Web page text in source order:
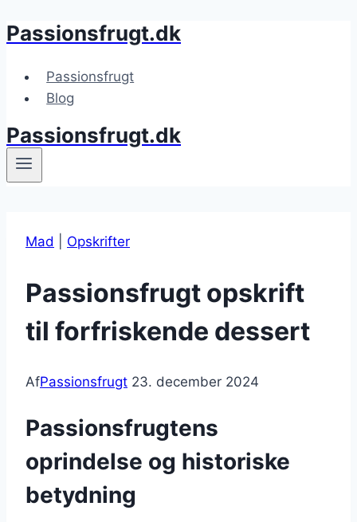
Fortsæt
indhold
Passionsfrugt.dk
Passionsfrugt
Blog
Passionsfrugt.dk
Mad Opskrifter
Passionsfrugt opskrift
til forfriskende dessert
AfPassionsfrugt 23. december 2024
Passionsfrugtens
oprindelse og historiske
betydning